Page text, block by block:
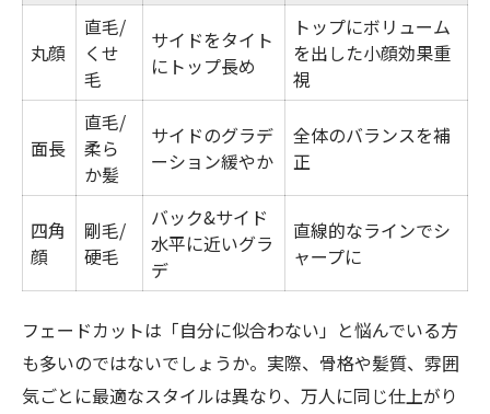
丸顔
直毛/
くせ
毛
サイドをタイト
にトップ長め
トップにボリューム
を出した小顔効果重
視
面長
直毛/
柔ら
か髪
サイドのグラデ
ーション緩やか
全体のバランスを補
正
四角
顔
剛毛/
硬毛
バック&サイド
水平に近いグラ
デ
直線的なラインでシ
ャープに
フェードカットは「自分に似合わない」と悩んでいる方
も多いのではないでしょうか。実際、骨格や髪質、雰囲
気ごとに最適なスタイルは異なり、万人に同じ仕上がり